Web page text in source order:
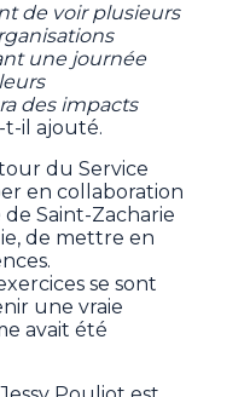
de voir plusieurs
une journée
des impacts
t-il ajouté.
du Service
en collaboration
Saint-Zacharie
de mettre en
se sont
une vraie
avait été